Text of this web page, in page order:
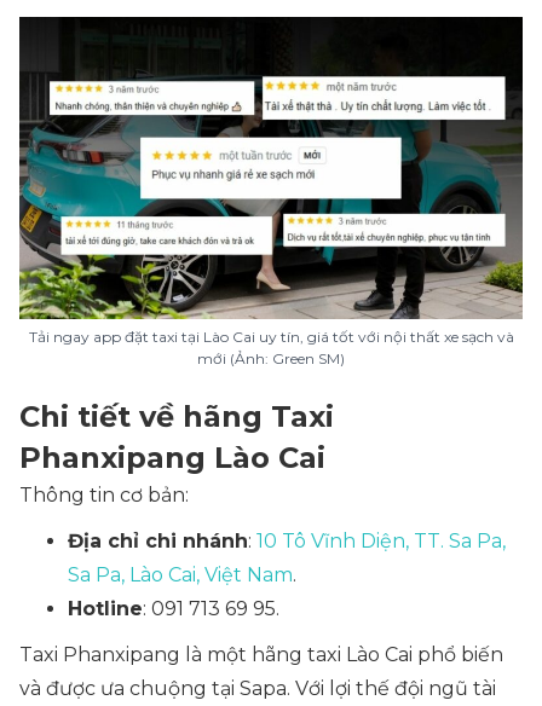
Tải ngay app đặt taxi tại Lào Cai uy tín, giá tốt với nội thất xe sạch và
mới (Ảnh: Green SM)
Chi tiết về hãng Taxi
Phanxipang Lào Cai
Thông tin cơ bản:
Địa chỉ chi nhánh: 10 Tô Vĩnh Diện, TT. Sa Pa,
Sa Pa, Lào Cai, Việt Nam.
Hotline: 091 713 69 95.
Taxi Phanxipang là một hãng taxi Lào Cai phổ biến
và được ưa chuộng tại Sapa. Với lợi thế đội ngũ tài